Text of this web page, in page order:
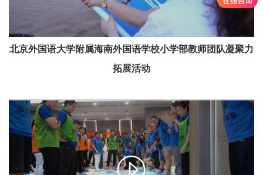
北京外国语大学附属海南外国语学校小学部教师团队凝聚力
拓展活动